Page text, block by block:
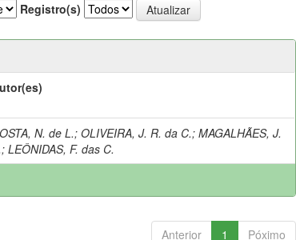
Registro(s)
N. de L.;OLIVEIRA, J. R. da C.;MAGALHÃES, J.
;LEÔNIDAS, F. das C.
Anterior 1 Póximo